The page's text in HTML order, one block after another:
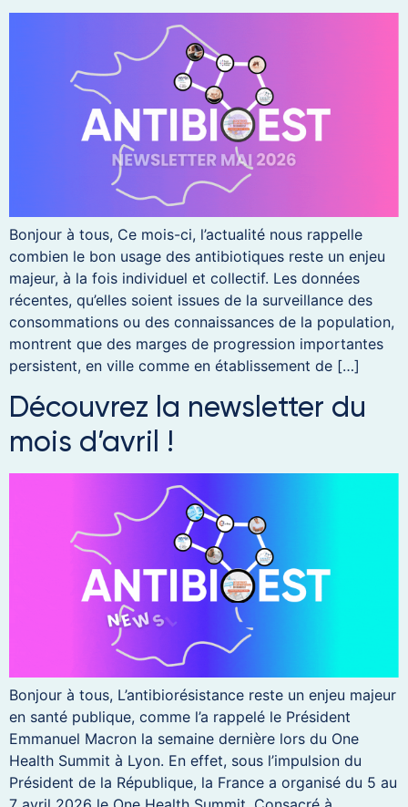
Bonjour à tous, Ce mois-ci, l’actualité nous rappelle
combien le bon usage des antibiotiques reste un enjeu
majeur, à la fois individuel et collectif. Les données
récentes, qu’elles soient issues de la surveillance des
consommations ou des connaissances de la population,
montrent que des marges de progression importantes
persistent, en ville comme en établissement de […]
Découvrez la newsletter du
mois d’avril !
Bonjour à tous, L’antibiorésistance reste un enjeu majeur
en santé publique, comme l’a rappelé le Président
Emmanuel Macron la semaine dernière lors du One
Health Summit à Lyon. En effet, sous l’impulsion du
Président de la République, la France a organisé du 5 au